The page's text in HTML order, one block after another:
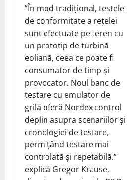
”În mod tradițional, testele
de conformitate a rețelei
sunt efectuate pe teren cu
un prototip de turbină
eoliană, ceea ce poate fi
consumator de timp și
provocator. Noul banc de
testare cu emulator de
grilă oferă Nordex control
deplin asupra scenariilor și
cronologiei de testare,
permițând testare mai
controlată și repetabilă.”
explică Gregor Krause,